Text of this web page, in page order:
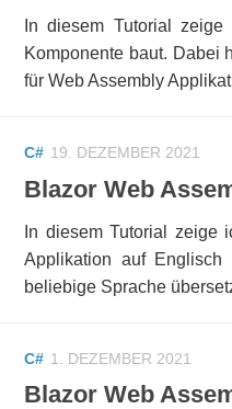
In diesem Tutorial
Komponente baut. Dabei
für Web Assembly
C# 19. DEZEMBER 2021
Blazor Web
In diesem Tutorial zeige
Applikation auf
beliebige Sprache
C# 1. DEZEMBER 2021
Blazor Web